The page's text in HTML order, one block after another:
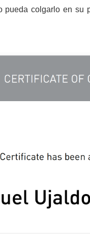
pueda colgarlo en su